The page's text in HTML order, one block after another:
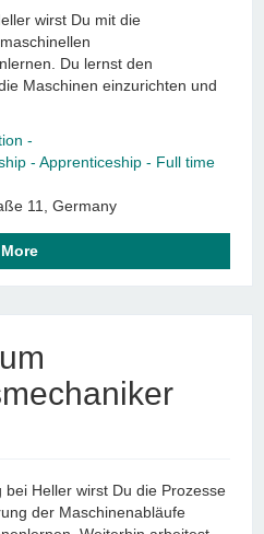
wirst Du mit die
Du lernst den
Maschinen einzurichten und
-
- Apprenticeship - Full time
11, Germany
More
Heller wirst Du die Prozesse
der Maschinenabläufe